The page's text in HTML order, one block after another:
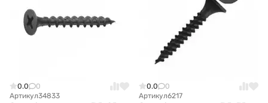
0.0
0
Артикул34833
0.0
0
Артикул6217